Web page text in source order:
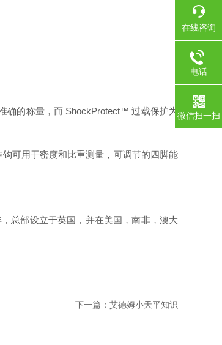
确的称量，而 ShockProtect™过载保护为
可用于密度和比重测量，可调节的四脚能
，总部设立于英国，并在美国，南非，澳大
下一篇： 艾德姆小天平知识
在线咨询
电话
微信扫一扫